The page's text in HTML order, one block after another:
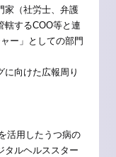
家（社労士、弁護
轄するCOO等と連
ー」としての部門
に向けた広報周り
活用したうつ病の
タルヘルススター